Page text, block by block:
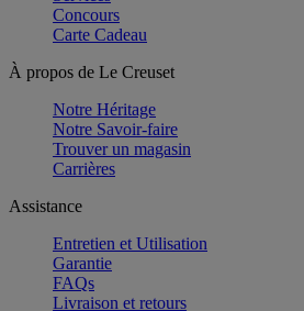
Concours
Carte Cadeau
À propos de Le Creuset
Notre Héritage
Notre Savoir-faire
Trouver un magasin
Carrières
Assistance
Entretien et Utilisation
Garantie
FAQs
Livraison et retours